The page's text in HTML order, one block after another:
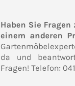
Haben Sie Fragen
einem anderen
da und
Fragen! Telefon: